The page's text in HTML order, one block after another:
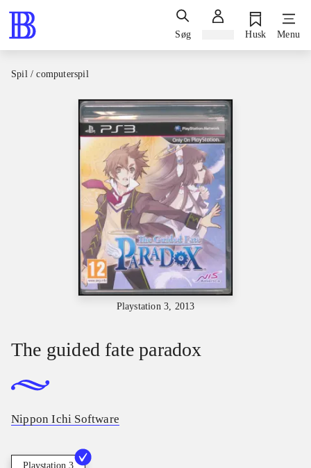
Søg Husk Menu
Spil / computerspil
Playstation 3, 2013
The guided fate paradox
Nippon Ichi Software
Playstation 3